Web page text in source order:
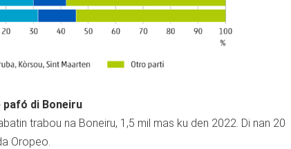
di Boneiru
trabou na Boneiru, 1,5 mil mas ku den 2022. Di nan 20
Oropeo.